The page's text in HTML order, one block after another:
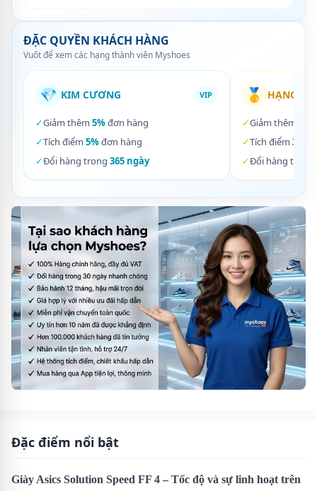
ĐẶC QUYỀN KHÁCH HÀNG
Vuốt để xem các hạng thành viên Myshoes
💎 KIM CƯƠNG VIP
✓Giảm thêm 5%đơn hàng
✓Tích điểm 5%đơn hàng
✓Đổi hàng trong 365 ngày
🥇 HẠNG
✓Giảm thêm
✓Tích điểm 3%
✓Đổi hàng trong
Đặc điểm nổi bật
Giày Asics Solution Speed FF 4 – Tốc độ và sự linh hoạt trên